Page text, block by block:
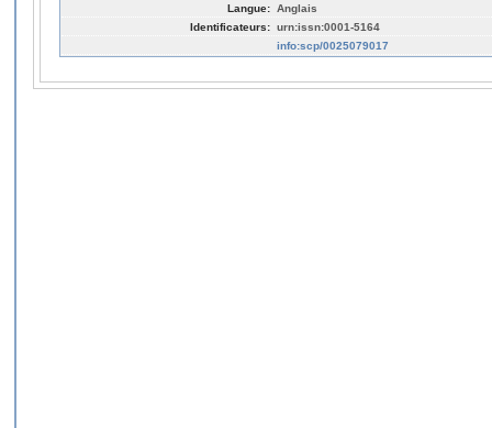
Langue: Anglais
Identificateurs: urn:issn:0001-5164
info:scp/0025079017